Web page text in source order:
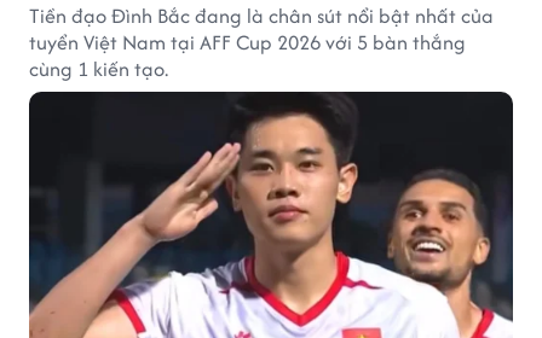
Tiền đạo Đình Bắc đang là chân sút nổi bật nhất của
tuyển Việt Nam tại AFF Cup 2026 với 5 bàn thắng
cùng 1 kiến tạo.